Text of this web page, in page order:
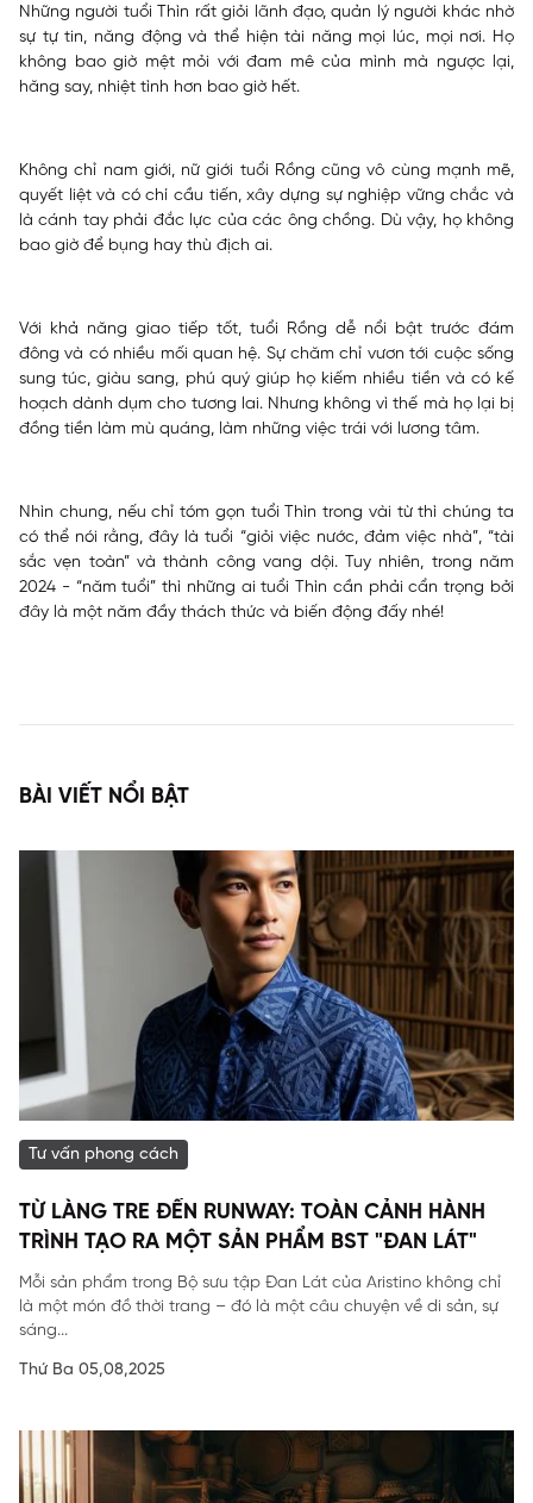
Những người tuổi Thìn rất giỏi lãnh đạo, quản lý người khác nhờ
sự tự tin, năng động và thể hiện tài năng mọi lúc, mọi nơi. Họ
không bao giờ mệt mỏi với đam mê của mình mà ngược lại,
hăng say, nhiệt tình hơn bao giờ hết.
Không chỉ nam giới, nữ giới tuổi Rồng cũng vô cùng mạnh mẽ,
quyết liệt và có chí cầu tiến, xây dựng sự nghiệp vững chắc và
là cánh tay phải đắc lực của các ông chồng. Dù vậy, họ không
bao giờ để bụng hay thù địch ai.
Với khả năng giao tiếp tốt, tuổi Rồng dễ nổi bật trước đám
đông và có nhiều mối quan hệ. Sự chăm chỉ vươn tới cuộc sống
sung túc, giàu sang, phú quý giúp họ kiếm nhiều tiền và có kế
hoạch dành dụm cho tương lai. Nhưng không vì thế mà họ lại bị
đồng tiền làm mù quáng, làm những việc trái với lương tâm.
Nhìn chung, nếu chỉ tóm gọn tuổi Thìn trong vài từ thì chúng ta
có thể nói rằng, đây là tuổi “giỏi việc nước, đảm việc nhà”, “tài
sắc vẹn toàn” và thành công vang dội. Tuy nhiên, trong năm
2024 - “năm tuổi” thì những ai tuổi Thìn cần phải cẩn trọng bởi
đây là một năm đầy thách thức và biến động đấy nhé!
BÀI VIẾT NỔI BẬT
Tư vấn phong cách
TỪ LÀNG TRE ĐẾN RUNWAY: TOÀN CẢNH HÀNH
TRÌNH TẠO RA MỘT SẢN PHẨM BST "ĐAN LÁT"
Mỗi sản phẩm trong Bộ sưu tập Đan Lát của Aristino không chỉ
là một món đồ thời trang – đó là một câu chuyện về di sản, sự
sáng...
Thứ Ba 05,08,2025